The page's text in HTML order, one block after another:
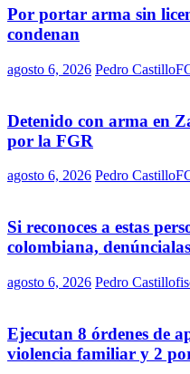
Por portar arma sin
condenan
agosto 6, 2026 Pedro Castillo
Detenido con arma en
por la FGR
agosto 6, 2026 Pedro Castillo
Si reconoces a estas
colombiana, denúncialas
agosto 6, 2026 Pedro Castillo
Ejecutan 8 órdenes de
violencia familiar y 2